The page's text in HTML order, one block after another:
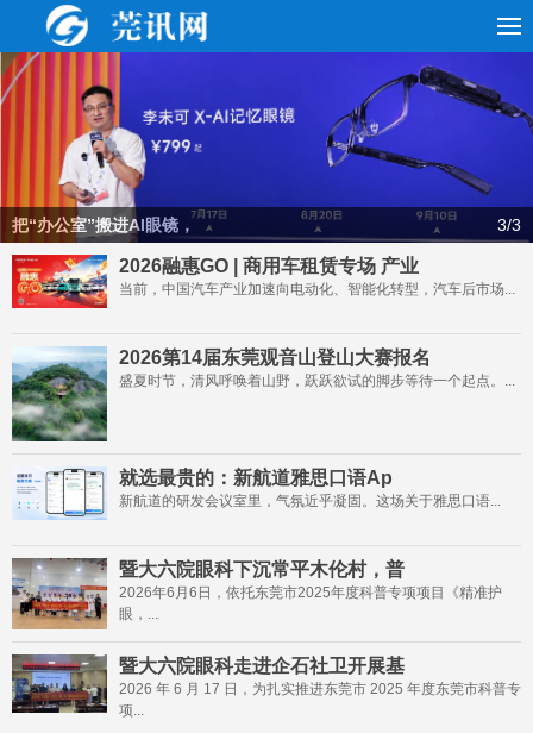
把“办公室”搬进AI眼镜， 3/3
2026融惠GO | 商用车租赁专场 产业
当前，中国汽车产业加速向电动化、智能化转型，汽车后市场...
2026第14届东莞观音山登山大赛报名
盛夏时节，清风呼唤着山野，跃跃欲试的脚步等待一个起点。...
就选最贵的：新航道雅思口语Ap
新航道的研发会议室里，气氛近乎凝固。这场关于雅思口语...
暨大六院眼科下沉常平木伦村，普
2026年6月6日，依托东莞市2025年度科普专项项目《精准护
眼，...
暨大六院眼科走进企石社卫开展基
2026 年 6 月 17 日，为扎实推进东莞市 2025 年度东莞市科普专
项...